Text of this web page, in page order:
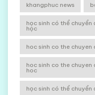
khangphuc news
học sinh có thể
học
hoc sinh co the chuyen
hoc sinh co the
hoc
học sinh có thể chuyển